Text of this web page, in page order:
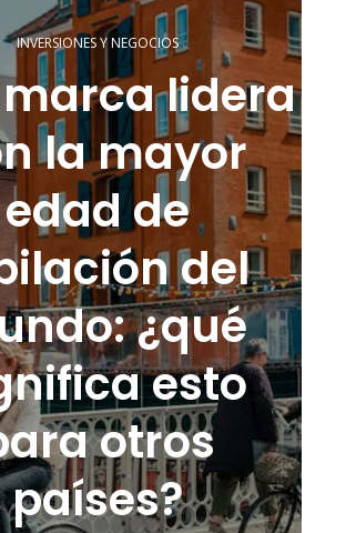
INVERSIONES Y NEGOCIOS
lidera
la mayor
edad de
del
¿qué
esto
otros
países?